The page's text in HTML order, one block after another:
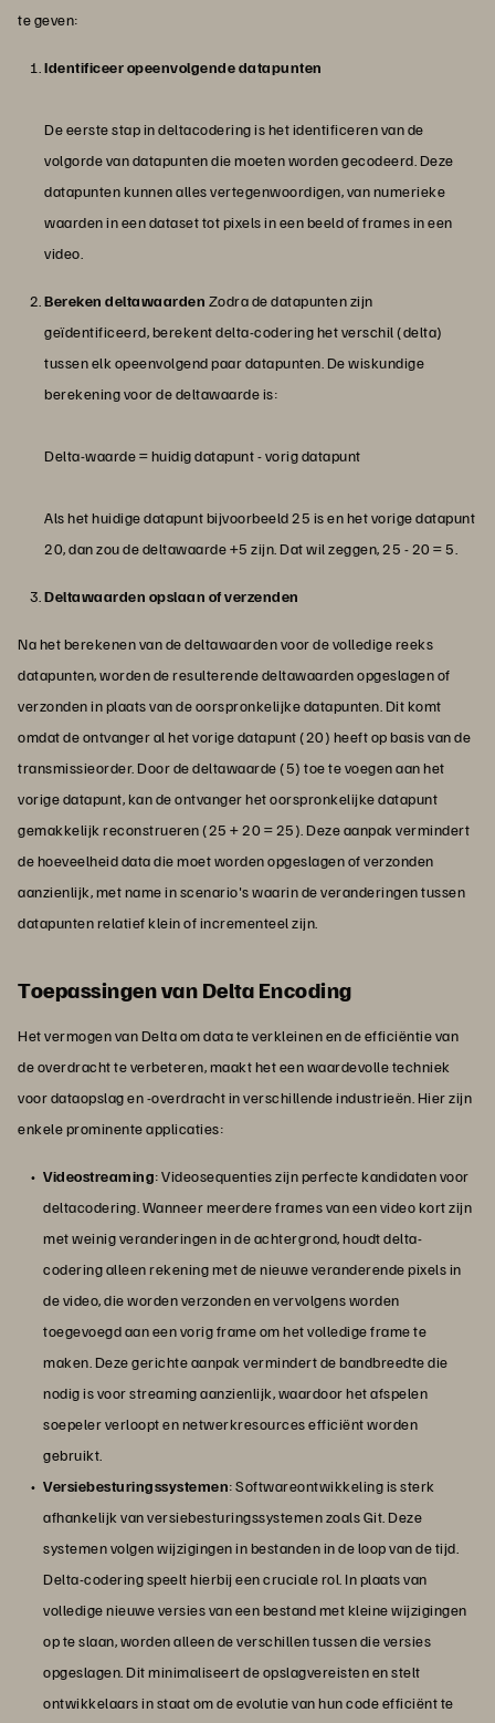
te geven:
Identificeer opeenvolgende datapunten
De eerste stap in deltacodering is het identificeren van de
volgorde van datapunten die moeten worden gecodeerd. Deze
datapunten kunnen alles vertegenwoordigen, van numerieke
waarden in een dataset tot pixels in een beeld of frames in een
video.
Bereken deltawaarden Zodra de datapunten zijn
geïdentificeerd, berekent delta-codering het verschil (delta)
tussen elk opeenvolgend paar datapunten. De wiskundige
berekening voor de deltawaarde is:
Delta-waarde = huidig datapunt - vorig datapunt
Als het huidige datapunt bijvoorbeeld 25 is en het vorige datapunt
20, dan zou de deltawaarde +5 zijn. Dat wil zeggen, 25 - 20 = 5.
Deltawaarden opslaan of verzenden
Na het berekenen van de deltawaarden voor de volledige reeks
datapunten, worden de resulterende deltawaarden opgeslagen of
verzonden in plaats van de oorspronkelijke datapunten. Dit komt
omdat de ontvanger al het vorige datapunt (20) heeft op basis van de
transmissieorder. Door de deltawaarde (5) toe te voegen aan het
vorige datapunt, kan de ontvanger het oorspronkelijke datapunt
gemakkelijk reconstrueren (25 + 20 = 25). Deze aanpak vermindert
de hoeveelheid data die moet worden opgeslagen of verzonden
aanzienlijk, met name in scenario's waarin de veranderingen tussen
datapunten relatief klein of incrementeel zijn.
Toepassingen van Delta Encoding
Het vermogen van Delta om data te verkleinen en de efficiëntie van
de overdracht te verbeteren, maakt het een waardevolle techniek
voor dataopslag en -overdracht in verschillende industrieën. Hier zijn
enkele prominente applicaties:
Videostreaming: Videosequenties zijn perfecte kandidaten voor
deltacodering. Wanneer meerdere frames van een video kort zijn
met weinig veranderingen in de achtergrond, houdt delta-
codering alleen rekening met de nieuwe veranderende pixels in
de video, die worden verzonden en vervolgens worden
toegevoegd aan een vorig frame om het volledige frame te
maken. Deze gerichte aanpak vermindert de bandbreedte die
nodig is voor streaming aanzienlijk, waardoor het afspelen
soepeler verloopt en netwerkresources efficiënt worden
gebruikt.
Versiebesturingssystemen: Softwareontwikkeling is sterk
afhankelijk van versiebesturingssystemen zoals Git. Deze
systemen volgen wijzigingen in bestanden in de loop van de tijd.
Delta-codering speelt hierbij een cruciale rol. In plaats van
volledige nieuwe versies van een bestand met kleine wijzigingen
op te slaan, worden alleen de verschillen tussen die versies
opgeslagen. Dit minimaliseert de opslagvereisten en stelt
ontwikkelaars in staat om de evolutie van hun code efficiënt te